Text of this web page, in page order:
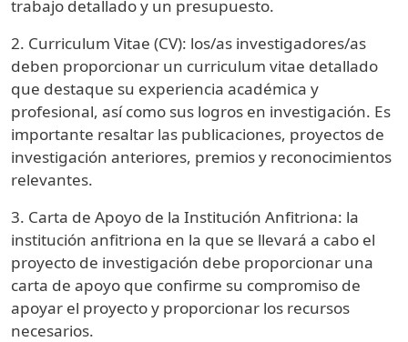
trabajo detallado y un presupuesto.
2. Curriculum Vitae (CV): los/as investigadores/as
deben proporcionar un curriculum vitae detallado
que destaque su experiencia académica y
profesional, así como sus logros en investigación. Es
importante resaltar las publicaciones, proyectos de
investigación anteriores, premios y reconocimientos
relevantes.
3. Carta de Apoyo de la Institución Anfitriona: la
institución anfitriona en la que se llevará a cabo el
proyecto de investigación debe proporcionar una
carta de apoyo que confirme su compromiso de
apoyar el proyecto y proporcionar los recursos
necesarios.